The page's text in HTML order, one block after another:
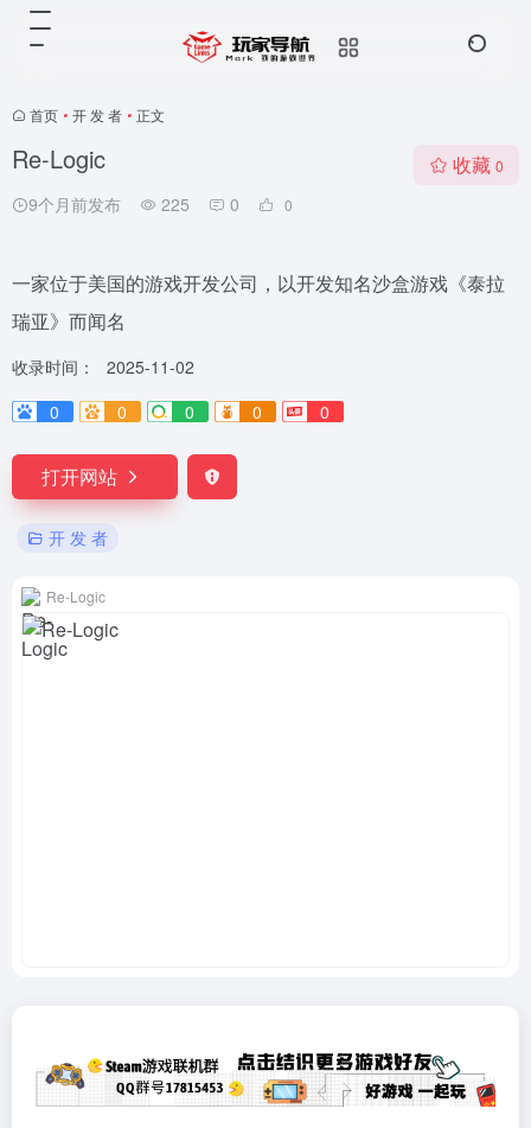
首页 • 开 发 者 • 正文
Re-Logic
9个月前发布 225 0 0
收藏 0
一家位于美国的游戏开发公司，以开发知名沙盒游戏《泰拉
瑞亚》而闻名
收录时间：
2025-11-02
0
0 0 0 0
打开网站
开 发 者
Re-Logic